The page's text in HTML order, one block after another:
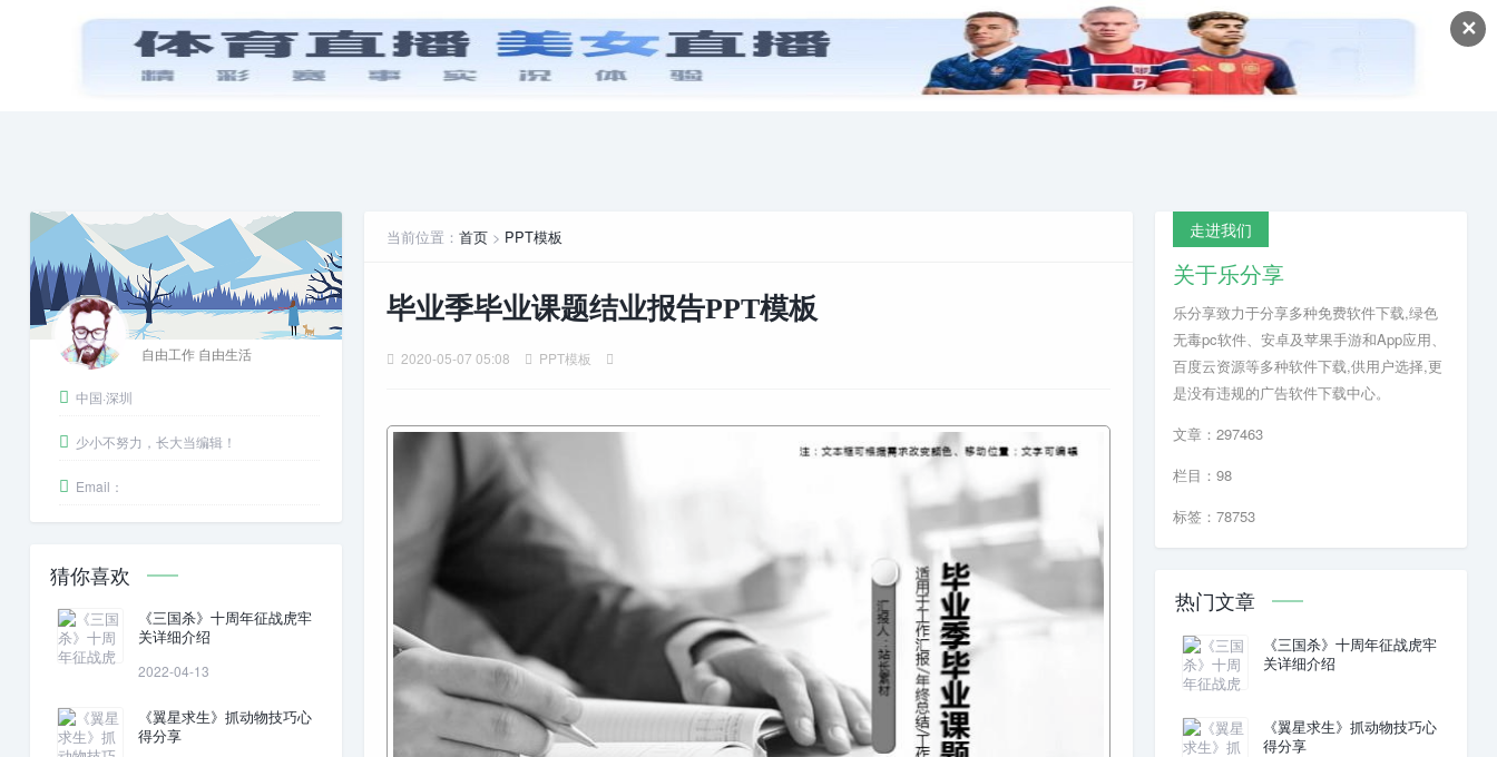
✕
首页 PPT模板 娱乐八卦 安卓游戏 游戏攻略 电脑游戏
当前位置： 首页> PPT模板
毕业季毕业课题结业报告PPT模板
2020-05-07 05:08 PPT模板
自由工作 自由生活
中国·深圳
少小不努力，长大当编辑！
Email：
猜你喜欢
《三国杀》十周年征战虎牢
关详细介绍
2022-04-13
《翼星求生》抓动物技巧心
得分享
走进我们
关于乐分享
乐分享致力于分享多种免费软件下载,绿色
无毒pc软件、安卓及苹果手游和App应用、
百度云资源等多种软件下载,供用户选择,更
是没有违规的广告软件下载中心。
文章：297463
栏目：98
标签：78753
热门文章
《三国杀》十周年征战虎牢
关详细介绍
《翼星求生》抓动物技巧心
得分享